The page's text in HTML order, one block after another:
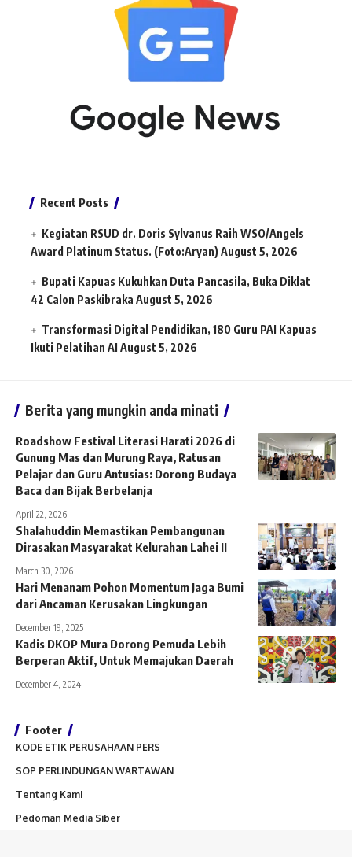
Recent Posts
Kegiatan RSUD dr. Doris Sylvanus Raih WSO/Angels
Award Platinum Status. (Foto:Aryan) August 5, 2026
Bupati Kapuas Kukuhkan Duta Pancasila, Buka Diklat
42 Calon Paskibraka August 5, 2026
Transformasi Digital Pendidikan, 180 Guru PAI Kapuas
Ikuti Pelatihan AI August 5, 2026
Berita yang mungkin anda minati
Roadshow Festival Literasi Harati 2026 di
Gunung Mas dan Murung Raya, Ratusan
Pelajar dan Guru Antusias: Dorong Budaya
Baca dan Bijak Berbelanja
April 22, 2026
Shalahuddin Memastikan Pembangunan
Dirasakan Masyarakat Kelurahan Lahei II
March 30, 2026
Hari Menanam Pohon Momentum Jaga Bumi
dari Ancaman Kerusakan Lingkungan
December 19, 2025
Kadis DKOP Mura Dorong Pemuda Lebih
Berperan Aktif, Untuk Memajukan Daerah
December 4, 2024
Footer
KODE ETIK PERUSAHAAN PERS
SOP PERLINDUNGAN WARTAWAN
Tentang Kami
Pedoman Media Siber